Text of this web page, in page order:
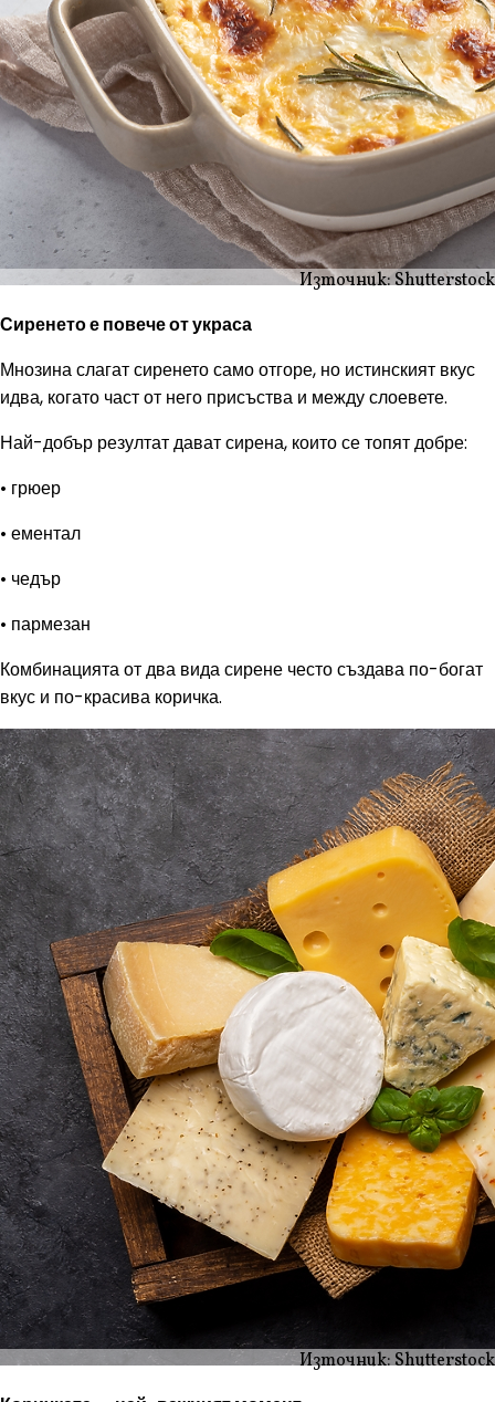
Източник: Shutterstock
Сиренето е повече от украса
Мнозина слагат сиренето само отгоре, но истинският вкус
идва, когато част от него присъства и между слоевете.
Най-добър резултат дават сирена, които се топят добре:
• грюер
• ементал
• чедър
• пармезан
Комбинацията от два вида сирене често създава по-богат
вкус и по-красива коричка.
Източник: Shutterstock